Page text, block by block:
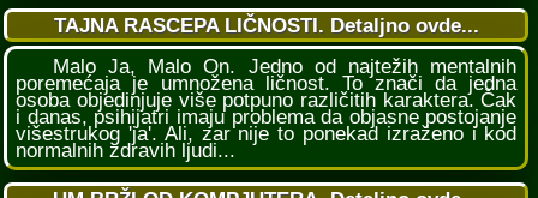
TAJNA RASCEPA LIČNOSTI. Detaljno ovde...
Malo Ja, Malo On. Jedno od najtežih mentalnih
poremećaja je umnožena ličnost. To znači da jedna
osoba objedinjuje više potpuno različitih karaktera. Čak
i danas, psihijatri imaju problema da objasne postojanje
višestrukog 'ja'. Ali, zar nije to ponekad izraženo i kod
normalnih zdravih ljudi...